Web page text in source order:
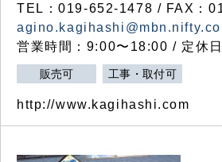
TEL：019-652-1478 / FAX：
営業時間：9:00〜18:00 / 定休
販売可 工事・取付可
http://www.kagihashi.com